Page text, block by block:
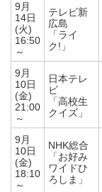
9月
14日
(火)
16:50
～
テレビ新
広島
「ライ
ク!」
9月
10日
(金)
21:00
～
日本テレ
ビ
「高校生
クイズ」
9月
10日
(金)
18:10
～
NHK総合
「お好み
ワイドひ
ろしま」